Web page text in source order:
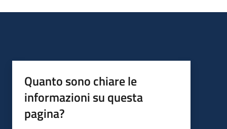
Quanto sono chiare le
informazioni su questa
pagina?